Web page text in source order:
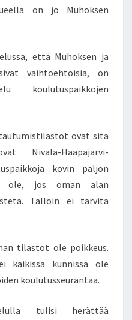
Ä
on jo Muhoksen
että Muhoksen ja
vaihtoehtoisia, on
koulutuspaikkojen
ovat sitä
Nivala-Haapajärvi-
kovin paljon
ole, jos oman alan
Tällöin ei tarvita
tilastot ole poikkeus.
kaikissa kunnissa ole
koulutusseurantaa.
tulisi herättää